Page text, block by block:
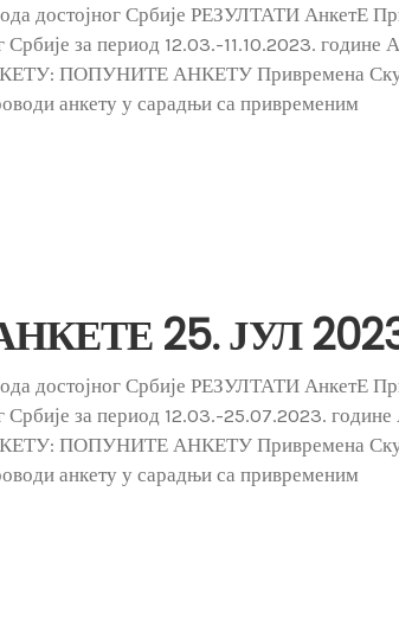
достојног Србије РЕЗУЛТАТИ АнкетЕ
за период 12.03.-11.10.2023. године
ПОПУНИТЕ АНКЕТУ Привремена
анкету у сарадњи са привременим
25. ЈУЛ
достојног Србије РЕЗУЛТАТИ АнкетЕ
Србије за период 12.03.-25.07.2023. године
ПОПУНИТЕ АНКЕТУ Привремена
анкету у сарадњи са привременим